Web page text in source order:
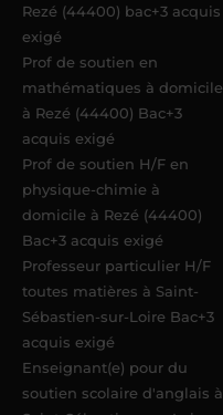
Rezé (44400) bac+3 acquis
exigé
Prof de soutien en
mathématiques à domicile
à Rezé (44400) Bac+3
acquis exigé
Prof de soutien H/F en
physique-chimie à
domicile à Rezé (44400)
Bac+3 acquis exigé
Professeur particulier H/F
toutes matières à Saint-
Sébastien-sur-Loire Bac+3
acquis exigé
Enseignant(e) pour du
soutien scolaire d'anglais à